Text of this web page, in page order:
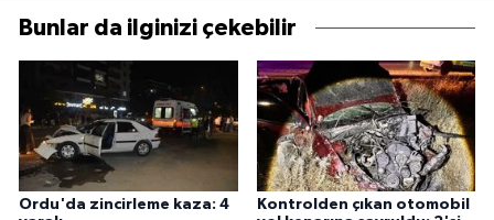
Bunlar da ilginizi çekebilir
Ordu'da zincirleme kaza: 4
Kontrolden çıkan otomobil